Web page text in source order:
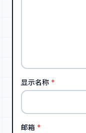
显示名称 *
邮箱 *